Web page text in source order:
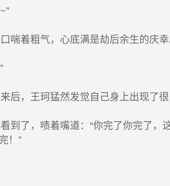
喘着粗气，心底满是劫后余生的庆幸
后，王珂猛然发觉自己身上出现了
到了，啧着嘴道：“你完了你完了，
！”